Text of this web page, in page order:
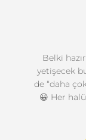
Belki
yetişecek
de “daha
😀 Her